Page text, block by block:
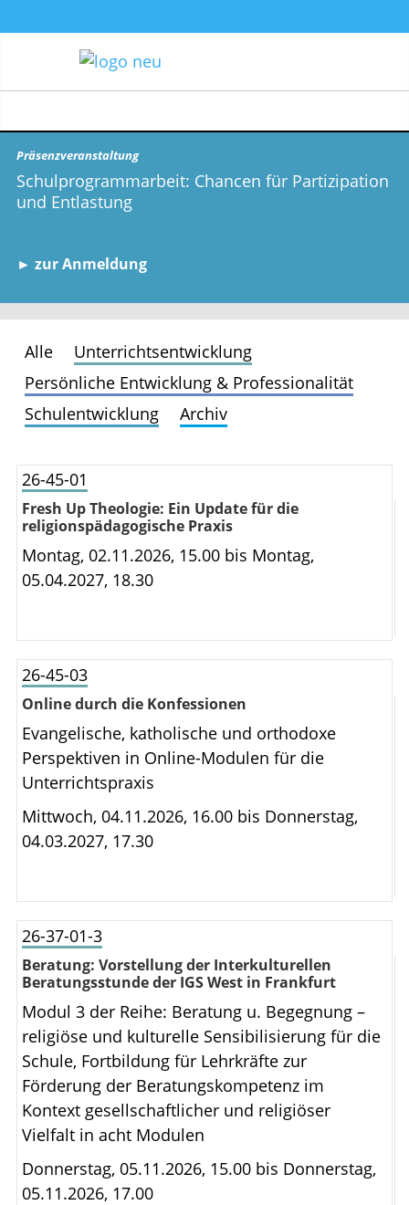
Präsenzveranstaltung
Schulprogrammarbeit: Chancen für Partizipation
und Entlastung
► zur Anmeldung
Alle
Unterrichtsentwicklung
Persönliche Entwicklung & Professionalität
Schulentwicklung
Archiv
26-45-01
Fresh Up Theologie: Ein Update für die
religionspädagogische Praxis
Montag, 02.11.2026, 15.00 bis Montag,
05.04.2027, 18.30
26-45-03
Online durch die Konfessionen
Evangelische, katholische und orthodoxe
Perspektiven in Online-Modulen für die
Unterrichtspraxis
Mittwoch, 04.11.2026, 16.00 bis Donnerstag,
04.03.2027, 17.30
26-37-01-3
Beratung: Vorstellung der Interkulturellen
Beratungsstunde der IGS West in Frankfurt
Modul 3 der Reihe: Beratung u. Begegnung –
religiöse und kulturelle Sensibilisierung für die
Schule, Fortbildung für Lehrkräfte zur
Förderung der Beratungskompetenz im
Kontext gesellschaftlicher und religiöser
Vielfalt in acht Modulen
Donnerstag, 05.11.2026, 15.00 bis Donnerstag,
05.11.2026, 17.00